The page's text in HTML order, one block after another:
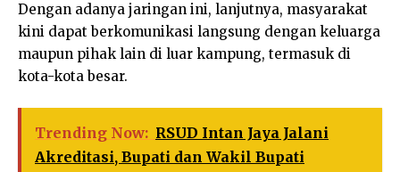
Dengan adanya jaringan ini, lanjutnya, masyarakat
kini dapat berkomunikasi langsung dengan keluarga
maupun pihak lain di luar kampung, termasuk di
kota-kota besar.
Trending Now: RSUD Intan Jaya Jalani
Akreditasi, Bupati dan Wakil Bupati